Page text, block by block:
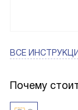
ВСЕ
Почему